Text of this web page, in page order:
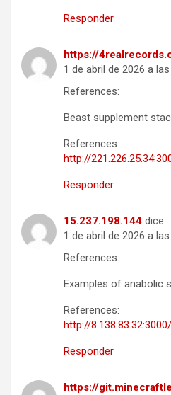
Responder
https://
1 de abril de 2026 a
References:
Beast supplement
References:
http://
Responder
15.237.198.144 dice:
1 de abril de 2026 a
References:
Examples of anabolic
References:
http://
Responder
https://